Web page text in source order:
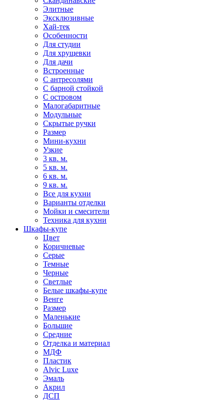
Элитные
Эксклюзивные
Хай-тек
Особенности
Для студии
Для хрущевки
Для дачи
Встроенные
С антресолями
С барной стойкой
С островом
Малогабаритные
Модульные
Скрытые ручки
Размер
Мини-кухни
Узкие
3 кв. м.
5 кв. м.
6 кв. м.
9 кв. м.
Все для кухни
Варианты отделки
Мойки и смесители
Техника для кухни
Шкафы-купе
Цвет
Коричневые
Серые
Темные
Черные
Светлые
Белые шкафы-купе
Венге
Размер
Маленькие
Большие
Средние
Отделка и материал
МДФ
Пластик
Alvic Luxe
Эмаль
Акрил
ДСП